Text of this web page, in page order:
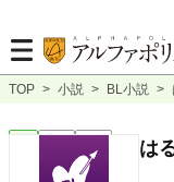
TOP > 小説 > BL小説 >
完結 短編 は